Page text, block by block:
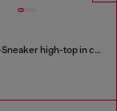
S-D-Verse-Sneaker high-top in canvas effetto dirt